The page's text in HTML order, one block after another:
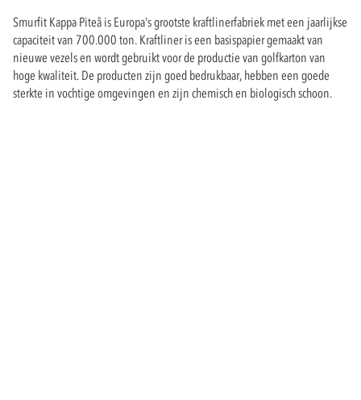
Smurfit Kappa Piteå is Europa's grootste kraftlinerfabriek met een jaarlijkse
capaciteit van 700.000 ton. Kraftliner is een basispapier gemaakt van
nieuwe vezels en wordt gebruikt voor de productie van golfkarton van
hoge kwaliteit. De producten zijn goed bedrukbaar, hebben een goede
sterkte in vochtige omgevingen en zijn chemisch en biologisch schoon.